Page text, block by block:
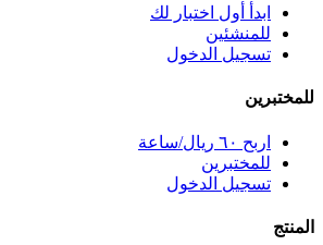
ابدأ أول اختبار لك
للمنشئين
تسجيل الدخول
للمختبرين
اربح ٦٠ ريال/ساعة
للمختبرين
تسجيل الدخول
المنتج